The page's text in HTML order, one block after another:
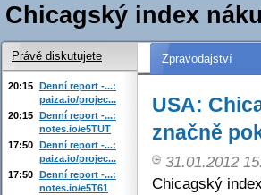
Chicagský index
Zpravodajství
USA:
značně
31.01.2012
Chicagský
Právě diskutujete
20:15 Denní report -...:
paiza.io/projec...
20:15 Denní report -...:
notes.io/e5TUT
17:50 Denní report -...:
paiza.io/projec...
17:50 Denní report -...:
notes.io/e5T61